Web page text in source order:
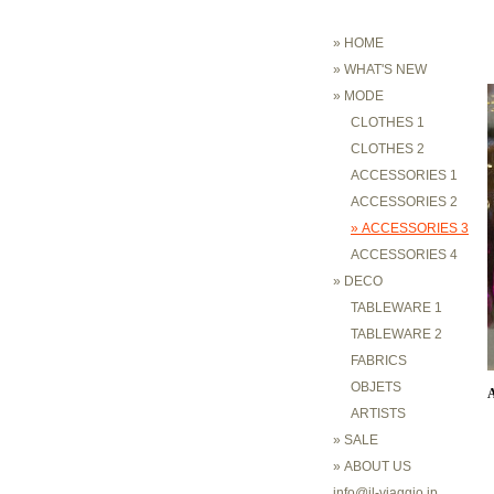
» HOME
» WHAT'S NEW
» MODE
CLOTHES 1
CLOTHES 2
ACCESSORIES 1
ACCESSORIES 2
» ACCESSORIES 3
ACCESSORIES 4
» DECO
TABLEWARE 1
TABLEWARE 2
FABRICS
OBJETS
ARTISTS
» SALE
» ABOUT US